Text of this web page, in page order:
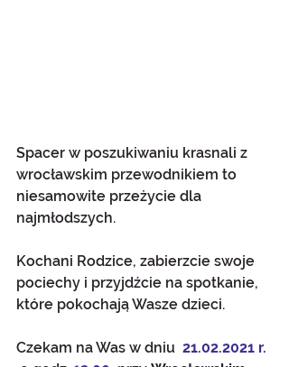
Spacer w poszukiwaniu krasnali z
wrocławskim przewodnikiem to
niesamowite przeżycie dla
najmłodszych.
Kochani Rodzice, zabierzcie swoje
pociechy i przyjdźcie na spotkanie,
które pokochają Wasze dzieci.
Czekam na Was w dniu 21.02.2021 r.